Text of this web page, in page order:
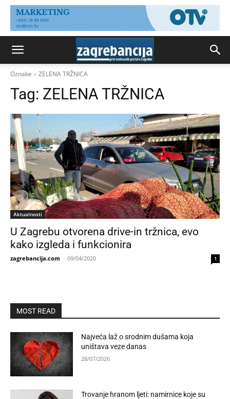
Oznake ZELENA TRŽNICA
Tag: ZELENA TRŽNICA
Aktualnosti
U Zagrebu otvorena drive-in tržnica, evo
kako izgleda i funkcionira
zagrebancija.com - 09/04/2020 1
MOST READ
Najveća laž o srodnim dušama koja
uništava veze danas
28/07/2026
Trovanje hranom ljeti: namirnice koje su